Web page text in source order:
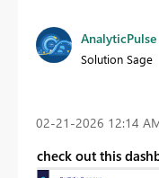
AnalyticPulse
Solution Sage
‎02-21-2026 12:14
check out this